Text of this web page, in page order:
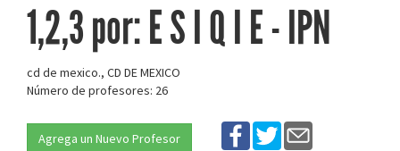
1,2,3 por: E S I Q I E - IPN
cd de mexico., CD DE MEXICO
Número de profesores: 26
Agrega un Nuevo Profesor